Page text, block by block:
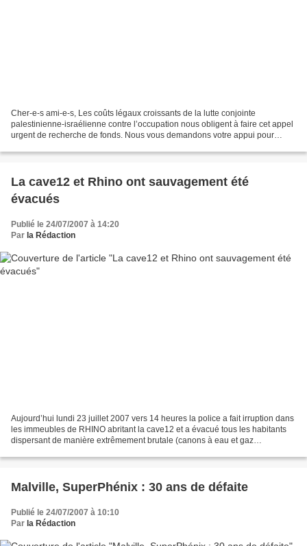
Cher-e-s ami-e-s, Les coûts légaux croissants de la lutte conjointe
palestinienne-israélienne contre l’occupation nous obligent à faire cet appel
urgent de recherche de fonds. Nous vous demandons votre appui pour
La cave12 et Rhino ont sauvagement été
évacués
Publié le 24/07/2007 à 14:20
Par la Rédaction
Aujourd’hui lundi 23 juillet 2007 vers 14 heures la police a fait irruption dans
les immeubles de RHINO abritant la cave12 et a évacué tous les habitants
dispersant de manière extrêmement brutale (canons à eau et gaz
Malville, SuperPhénix : 30 ans de défaite
Publié le 24/07/2007 à 10:10
Par la Rédaction